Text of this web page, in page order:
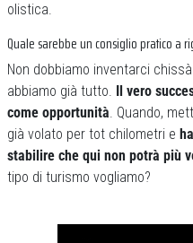
olistica.
Quale sarebbe un consiglio pratico a
Non dobbiamo inventarci
abbiamo già tutto. Il vero
come opportunità. Quando,
già volato per tot chilometri e
stabilire che qui non potrà più
tipo di turismo vogliamo?